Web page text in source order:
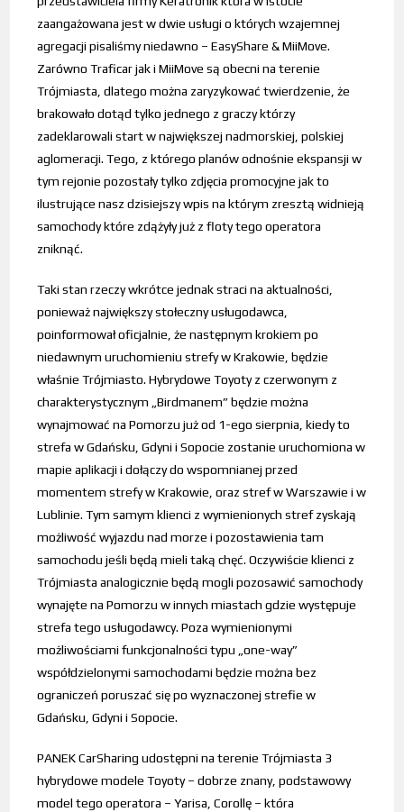
zaangażowana jest w dwie usługi o których wzajemnej
agregacji pisaliśmy niedawno – EasyShare & MiiMove.
Zarówno Traficar jak i MiiMove są obecni na terenie
Trójmiasta, dlatego można zaryzykować twierdzenie, że
brakowało dotąd tylko jednego z graczy którzy
zadeklarowali start w największej nadmorskiej, polskiej
aglomeracji. Tego, z którego planów odnośnie ekspansji w
tym rejonie pozostały tylko zdjęcia promocyjne jak to
ilustrujące nasz dzisiejszy wpis na którym zresztą widnieją
samochody które zdążyły już z floty tego operatora
zniknąć.
Taki stan rzeczy wkrótce jednak straci na aktualności,
ponieważ największy stołeczny usługodawca,
poinformował oficjalnie, że następnym krokiem po
niedawnym uruchomieniu strefy w Krakowie, będzie
właśnie Trójmiasto. Hybrydowe Toyoty z czerwonym z
charakterystycznym „Birdmanem” będzie można
wynajmować na Pomorzu już od 1-ego sierpnia, kiedy to
strefa w Gdańsku, Gdyni i Sopocie zostanie uruchomiona w
mapie aplikacji i dołączy do wspomnianej przed
momentem strefy w Krakowie, oraz stref w Warszawie i w
Lublinie. Tym samym klienci z wymienionych stref zyskają
możliwość wyjazdu nad morze i pozostawienia tam
samochodu jeśli będą mieli taką chęć. Oczywiście klienci z
Trójmiasta analogicznie będą mogli pozosawić samochody
wynajęte na Pomorzu w innych miastach gdzie występuje
strefa tego usługodawcy. Poza wymienionymi
możliwościami funkcjonalności typu „one-way”
współdzielonymi samochodami będzie można bez
ograniczeń poruszać się po wyznaczonej strefie w
Gdańsku, Gdyni i Sopocie.
PANEK CarSharing udostępni na terenie Trójmiasta 3
hybrydowe modele Toyoty – dobrze znany, podstawowy
model tego operatora – Yarisa, Corollę – która